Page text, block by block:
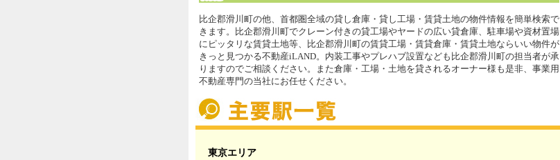
比企郡滑川町の他、首都圏全域の貸し倉庫・貸し工場・賃貸土地の物件情報を簡単検索で
きます。比企郡滑川町でクレーン付きの貸工場やヤードの広い貸倉庫、駐車場や資材置場
にピッタリな賃貸土地等、比企郡滑川町の賃貸工場・賃貸倉庫・賃貸土地ならいい物件が
きっと見つかる不動産iLAND。内装工事やプレハブ設置なども比企郡滑川町の担当者が承
りますのでご相談ください。また倉庫・工場・土地を貸されるオーナー様も是非、事業用
不動産専門の当社にお任せください。
東京エリア